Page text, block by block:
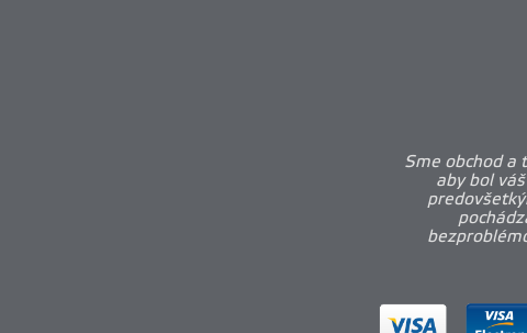
Sme obchod a
aby bol